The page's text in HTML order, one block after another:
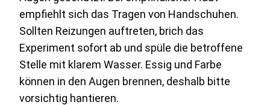
empfiehlt sich das Tragen von Handschuhen.
Sollten Reizungen auftreten, brich das
Experiment sofort ab und spüle die betroffene
Stelle mit klarem Wasser. Essig und Farbe
können in den Augen brennen, deshalb bitte
vorsichtig hantieren.